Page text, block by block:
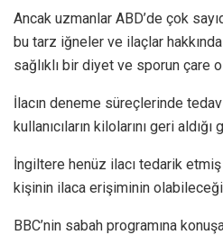
Ancak uzmanlar ABD’de çok
bu tarz iğneler ve ilaçlar
sağlıklı bir diyet ve sporun çare
İlacın deneme süreçlerinde
kullanıcıların kilolarını geri aldığı
İngiltere henüz ilacı tedarik
kişinin ilaca erişiminin olabileceği
BBC’nin sabah programına